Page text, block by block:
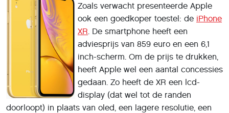
Zoals verwacht presenteerde Apple
ook een goedkoper toestel: de iPhone
XR. De smartphone heeft een
adviesprijs van 859 euro en een 6,1
inch-scherm. Om de prijs te drukken,
heeft Apple wel een aantal concessies
gedaan. Zo heeft de XR een lcd-
display (dat wel tot de randen
doorloopt) in plaats van oled, een lagere resolutie, een